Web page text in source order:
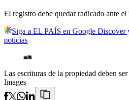
El registro debe quedar radicado ante el
Siga a EL PAÍS en Google Discover
noticias
Las escrituras de la propiedad deben ser
Images